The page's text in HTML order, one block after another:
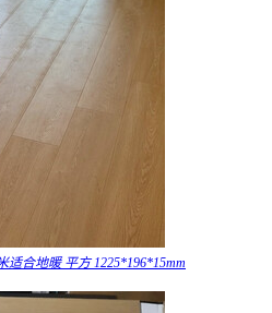
合地暖 平方 1225*196*15mm